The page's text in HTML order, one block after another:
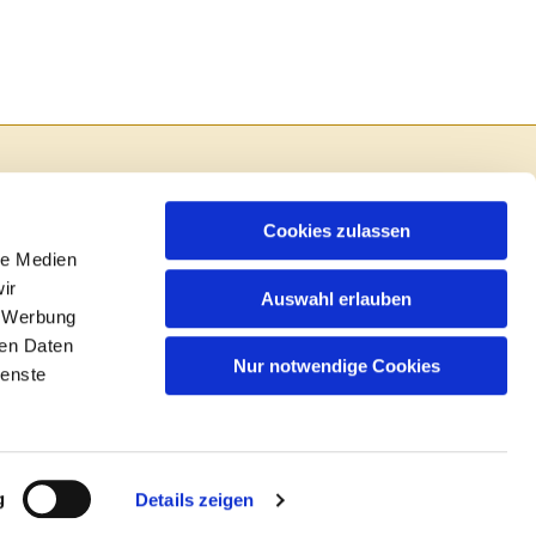
Medien
Daten
Details zeigen
Cookies zulassen
Auswahl erlauben
Nur notwendige Cookies